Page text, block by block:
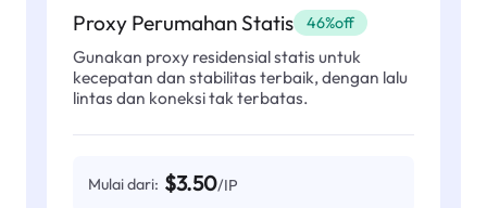
Proxy Perumahan Statis 46%off
Gunakan proxy residensial statis untuk
kecepatan dan stabilitas terbaik, dengan lalu
lintas dan koneksi tak terbatas.
Mulai dari: $3.50/IP